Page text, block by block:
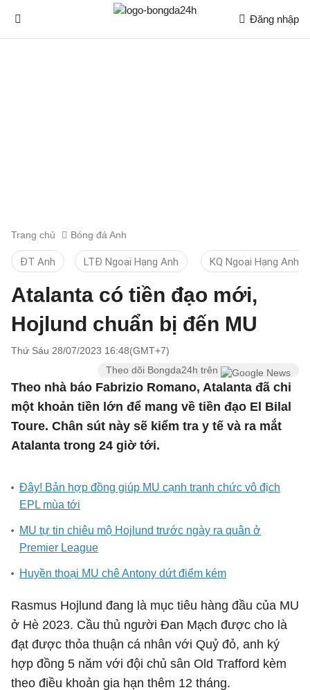
Đăng nhập
Trang chủ Bóng đá Anh
ĐT Anh LTĐ Ngoại Hạng Anh KQ Ngoại Hạng Anh
Atalanta có tiền đạo mới,
Hojlund chuẩn bị đến MU
Thứ Sáu 28/07/2023 16:48(GMT+7)
Theo dõi Bongda24h trên
Theo nhà báo Fabrizio Romano, Atalanta đã chi
một khoản tiền lớn để mang về tiền đạo El Bilal
Toure. Chân sút này sẽ kiểm tra y tế và ra mắt
Atalanta trong 24 giờ tới.
Đây! Bản hợp đồng giúp MU cạnh tranh chức vô địch
EPL mùa tới
MU tự tin chiêu mộ Hojlund trước ngày ra quân ở
Premier League
Huyền thoại MU chê Antony dứt điểm kém
Rasmus Hojlund đang là mục tiêu hàng đầu của MU
ở Hè 2023. Cầu thủ người Đan Mạch được cho là
đạt được thỏa thuận cá nhân với Quỷ đỏ, anh ký
hợp đồng 5 năm với đội chủ sân Old Trafford kèm
theo điều khoản gia hạn thêm 12 tháng.